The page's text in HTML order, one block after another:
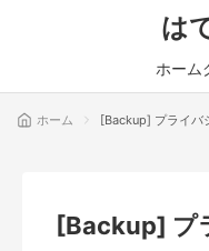
は
ホーム
ホーム
[Backup] プライバ
[Backup] プ